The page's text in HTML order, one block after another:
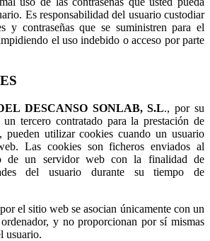
Es responsabilidad del usuario custodiar
y contraseñas que se suministren para el
el uso indebido o acceso por parte
DESCANSO SONLAB, S.L., por su
tercero contratado para la prestación de
pueden utilizar cookies cuando un usuario
Las cookies son ficheros enviados al
de un servidor web con la finalidad de
del usuario durante su tiempo de
el sitio web se asocian únicamente con un
y no proporcionan por sí mismas
usuario.